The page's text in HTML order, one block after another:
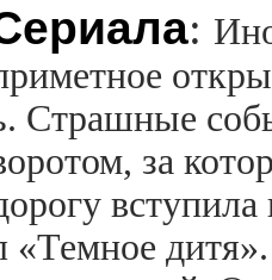
:
за
«Темное